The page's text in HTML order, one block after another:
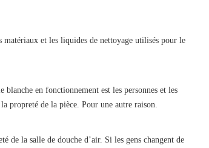
matériaux et les liquides de nettoyage utilisés pour le
en fonctionnement est les personnes et les
propreté de la pièce. Pour une autre raison.
de la salle de douche d’air. Si les gens changent de